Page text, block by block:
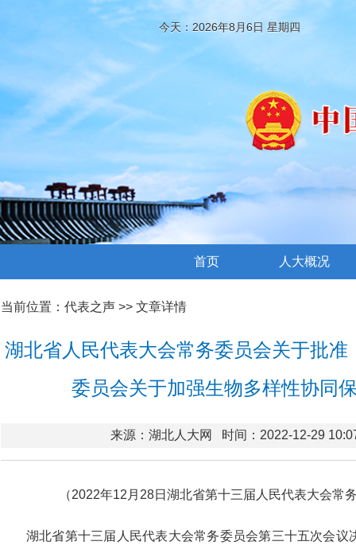
今天：2026年8月6日 星期四
首页 人大概况
当前位置： 代表之声 >> 文章详情
湖北省人民代表大会常务委员会关于批
委员会关于加强生物多样性协同
来源：湖北人大网 时间：2022-12-29
（2022年12月28日湖北省第十三届人民代表大会常
湖北省第十三届人民代表大会常务委员会第三十五次会